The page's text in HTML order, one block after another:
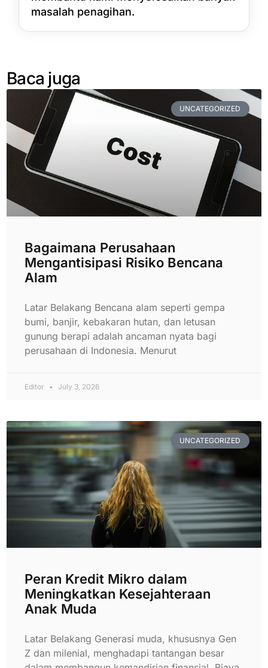
masalah penagihan.
Baca juga
UNCATEGORIZED
Bagaimana Perusahaan
Mengantisipasi Risiko Bencana
Alam
Latar Belakang Bencana alam seperti gempa
bumi, banjir, kebakaran hutan, dan letusan
gunung berapi adalah ancaman nyata bagi
perusahaan di Indonesia. Menurut
Editor July 3, 2026
UNCATEGORIZED
Peran Kredit Mikro dalam
Meningkatkan Kesejahteraan
Anak Muda
Latar Belakang Generasi muda, khususnya Gen
Z dan milenial, menghadapi tantangan besar